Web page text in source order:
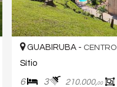
GUABIRUBA - CENTRO
Sítio
6 3 210.000,00